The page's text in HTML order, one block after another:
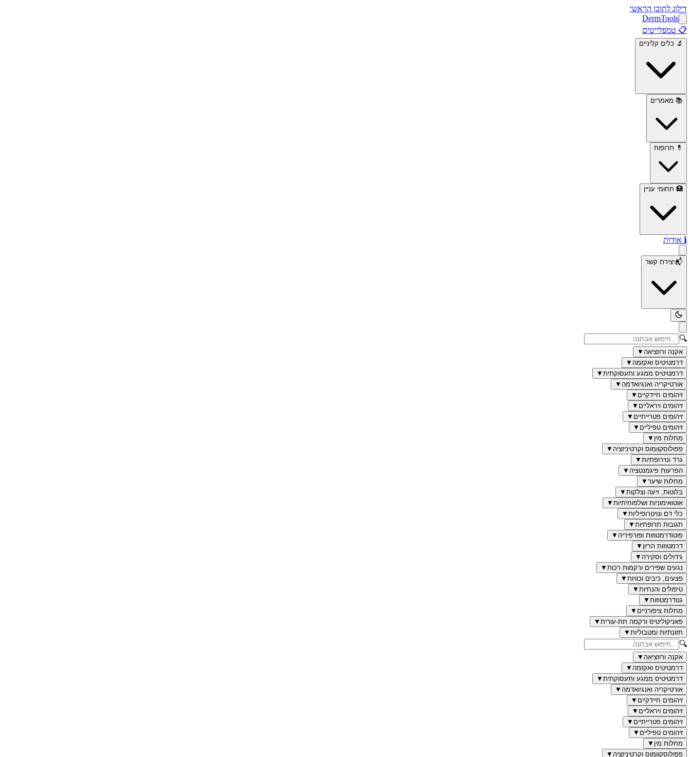
דילוג לתוכן הראשי
DermTools
📋 טמפלייטים
🔬 כלים קליניים
📚 מאמרים
💊 תרופות
🏥 תחומי עניין
ℹ️ אודות
📬יצירת קשר
🔍
אקנה ורוזציאה ▼
דרמטיטיס ואקזמה ▼
דרמטיטיס ממגע ותעסוקתית ▼
אורטיקריה ואנגיואדמה ▼
זיהומים חיידקיים ▼
זיהומים ויראליים ▼
זיהומים פטרייתיים ▼
זיהומים טפיליים ▼
מחלות מין ▼
פפולוסקוומוס וקרטיניזציה ▼
גרד ונוירופתיות ▼
הפרעות פיגמנטציה ▼
מחלות שיער ▼
בלוטות, זיעה וצלקות ▼
אוטואימוניות ושלפוחיתיות ▼
כלי דם ונויטרופיליות ▼
תגובות תרופתיות ▼
פוטודרמטוזות ופורפיריה ▼
דרמטוזות הריון ▼
גידולים וסקירה ▼
נגעים שפירים ורקמות רכות ▼
פצעים, כיבים וכוויות ▼
טיפולים והנחיות ▼
גנודרמטוזות ▼
מחלות ציפורניים ▼
פאניקוליטיס ורקמה תת-עורית ▼
תזונתיות ומטבוליות ▼
🔍
אקנה ורוזציאה ▼
דרמטיטיס ואקזמה ▼
דרמטיטיס ממגע ותעסוקתית ▼
אורטיקריה ואנגיואדמה ▼
זיהומים חיידקיים ▼
זיהומים ויראליים ▼
זיהומים פטרייתיים ▼
זיהומים טפיליים ▼
מחלות מין ▼
פפולוסקוומוס וקרטיניזציה ▼